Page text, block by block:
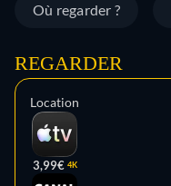
Où regarder ?
REGARDER
Location
3,99€ 4K